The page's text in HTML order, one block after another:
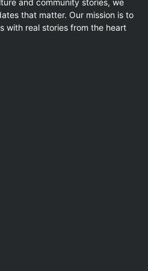
that matter. Our mission is to
with real stories from the heart